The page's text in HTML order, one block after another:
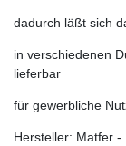
dadurch läßt sich
in verschiedenen
lieferbar
für gewerbliche
Hersteller: Matfer